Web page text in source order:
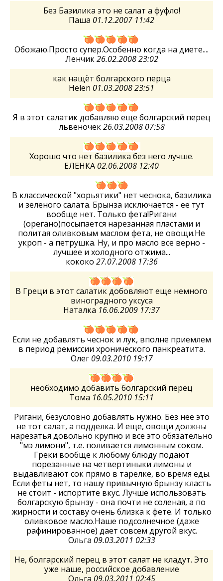
Без Базилика это не салат а фуфло!
Паша 01.12.2007 11:42
Обожаю.Просто супер.Особенно когда на диете....
Ленчик26.02.2008 23:02
как нащёт болгарского перца
Helen 01.03.2008 23:51
Я в этот салатик добавляю еще болгарский перец
львеночек26.03.2008 07:58
Хорошо что нет базилика без него лучше.
ЕЛЕНКА 02.06.2008 12:40
В классической "хорьятики" нет чеснока, базилика
и зеленого салата. Брынза исключается - ее тут
вообще нет. Только фета!Ригани
(орегано)посыпается нарезанная пластами и
политая оливковым маслом фета, не овощи.Не
укроп - а петрушка. Ну, и про масло все верно -
лучшее и холодного отжима...
кококо 27.07.2008 17:36
В Греци в этот салатик добовляют еще немного
виноградного уксуса
Наталка 16.06.2009 17:37
Если не добавлять чеснок и лук, вполне приемлем
в период ремиссии хронического панкреатита.
Олег 09.03.2010 19:17
необходимо добавить болгарский перец
Тома 16.05.2010 15:11
Ригани, безусловно добавлять нужно. Без нее это
не тот салат, а подделка. И еще, овощи должны
нарезатья довольно крупно и все это обязательно
"мэ лимони", т.е. поливается лимонным соком.
Греки вообще к любому блюду подают
порезанные на четвертиныки лимоны и
выдавливают сок прямо в тарелке, во время еды.
Если феты нет, то нашу привычную брынзу класть
не стоит - испортите вкус. Лучше использовать
болгарскую брынзу - она почти не соленая, а по
жирности и составу очень близка к фете. И только
оливковое масло.Наше подсолнечное (даже
рафинированное) дает совсем другой вкус.
Ольга 09.03.2011 02:33
Не, болгарский перец в этот салат не кладут. Это
уже наше, российское добавление
Ольга 09.03.2011 02:45